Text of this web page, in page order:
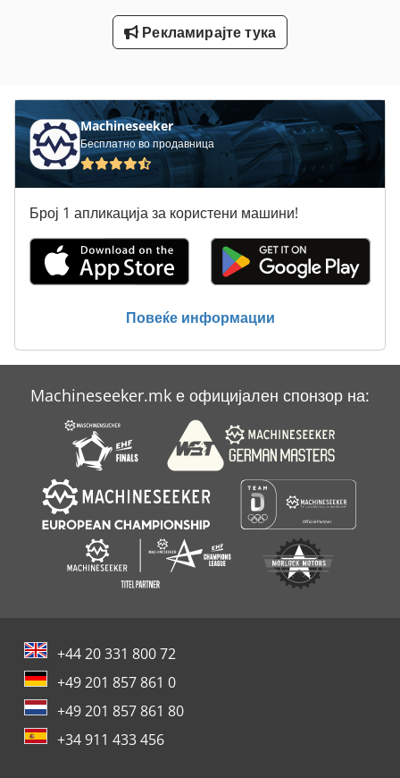
Лим-Свиткување Машини
Машини За Свиткување На Железо
Тк Градите
Рекламирајте тука
Machineseeker
Бесплатно во продавница
Број 1 апликација за користени машини!
Повеќе информации
Machineseeker.mk е официјален спонзор на:
+44 20 331 800 72
+49 201 857 861 0
+49 201 857 861 80
+34 911 433 456